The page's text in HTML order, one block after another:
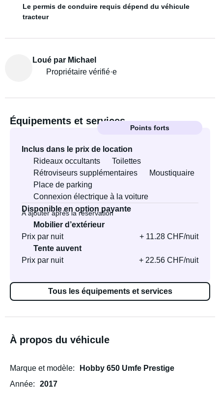
Le permis de conduire requis dépend du véhicule
tracteur
Loué par Michael
Propriétaire vérifié·e
Équipements et services
Points forts
Inclus dans le prix de location
Rideaux occultants
Toilettes
Rétroviseurs supplémentaires
Moustiquaire
Place de parking
Connexion électrique à la voiture
Disponible en option payante
À ajouter après la réservation
Mobilier d’extérieur
Prix par nuit
+ 11.28 CHF/nuit
Tente auvent
Prix par nuit
+ 22.56 CHF/nuit
Tous les équipements et services
À propos du véhicule
Marque et modèle
Hobby 650 Umfe Prestige
Année
2017